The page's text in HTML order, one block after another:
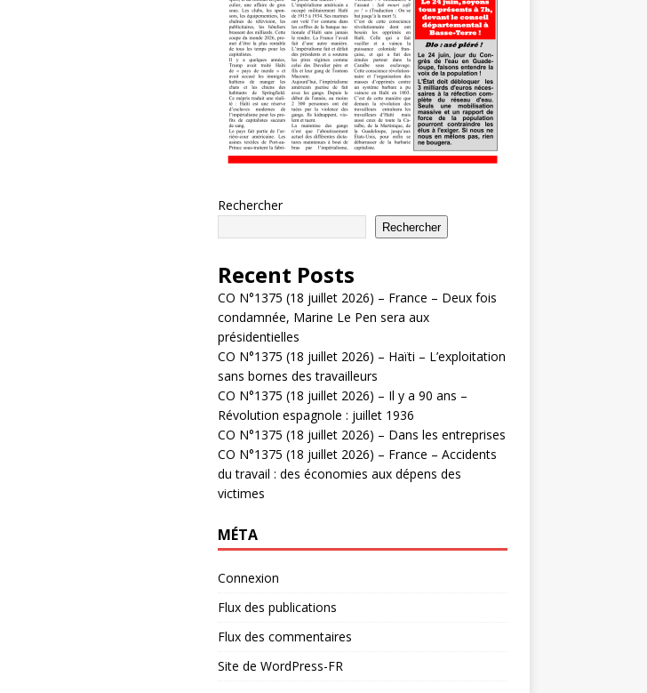
Rechercher
Rechercher
Recent Posts
CO N°1375 (18 juillet 2026) – France – Deux fois
condamnée, Marine Le Pen sera aux
présidentielles
CO N°1375 (18 juillet 2026) – Haïti – L’exploitation
sans bornes des travailleurs
CO N°1375 (18 juillet 2026) – Il y a 90 ans –
Révolution espagnole : juillet 1936
CO N°1375 (18 juillet 2026) – Dans les entreprises
CO N°1375 (18 juillet 2026) – France – Accidents
du travail : des économies aux dépens des
victimes
MÉTA
Connexion
Flux des publications
Flux des commentaires
Site de WordPress-FR